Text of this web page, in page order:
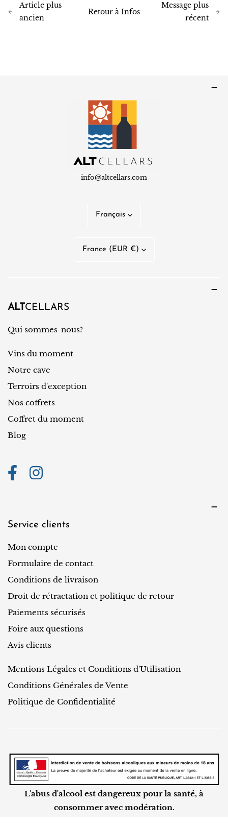
Article plus
ancien
Retour à Infos
Message plus
récent
info@altcellars.com
Français
/
r
g
i
o
n
France (EUR €)
ALT CELLARS
Qui sommes-nous?
Vins du moment
Notre cave
Terroirs d'exception
Nos coffrets
Coffret du moment
Blog
Service clients
Mon compte
Formulaire de contact
Conditions de livraison
Droit de rétractation et politique de retour
Paiements sécurisés
Foire aux questions
Avis clients
Mentions Légales et Conditions d'Utilisation
Conditions Générales de Vente
Politique de Confidentialité
L'abus d'alcool est dangereux pour la santé, à
consommer avec modération.